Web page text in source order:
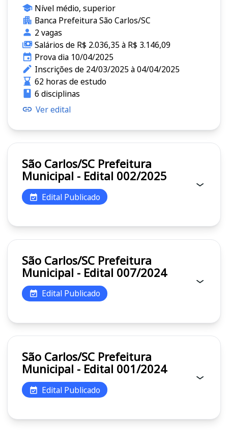
Nível médio, superior
Banca Prefeitura São Carlos/SC
2 vagas
Salários de R$ 2.036,35 à R$ 3.146,09
Prova dia 10/04/2025
Inscrições de 24/03/2025 à 04/04/2025
62 horas de estudo
6 disciplinas
Ver edital
São Carlos/SC Prefeitura
Municipal - Edital 002/2025
Edital Publicado
São Carlos/SC Prefeitura
Municipal - Edital 007/2024
Edital Publicado
São Carlos/SC Prefeitura
Municipal - Edital 001/2024
Edital Publicado